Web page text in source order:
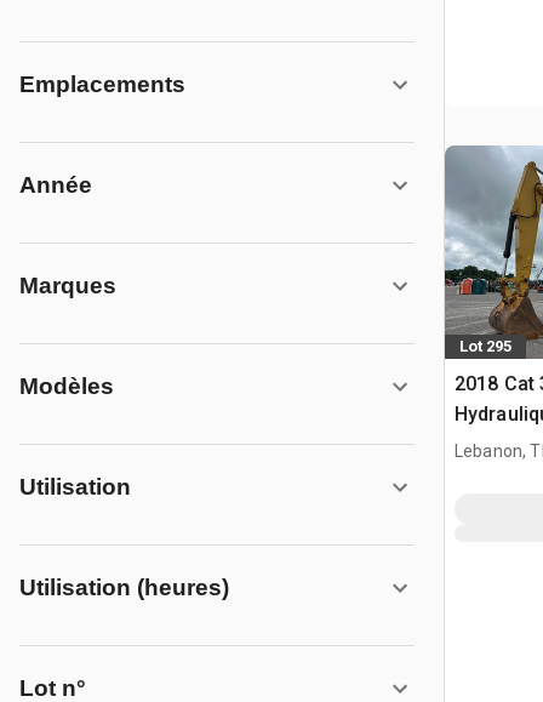
Emplacements
Année
Marques
Modèles
Utilisation
Utilisation (heures)
Lot n°
Lot 295
2018 Cat
Lebanon,